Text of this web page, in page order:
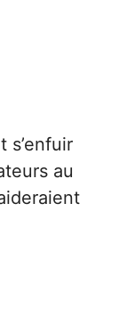
s’enfuir
au